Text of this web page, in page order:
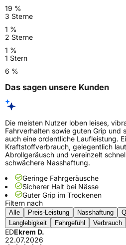
19 %
3 Sterne
1 %
2 Sterne
1 %
1 Stern
6 %
Das sagen unsere Kunden
Die meisten Nutzer loben leises,
Fahrverhalten sowie guten Grip und
auch eine ordentliche Laufleistung.
Kraftstoffverbrauch, gelegentlich
Abrollgeräusch und vereinzelt
schwächere Nasshaftung.
Geringe Fahrgeräusche
Sicherer Halt bei Nässe
Guter Grip im Trockenen
Filtern nach
Alle Preis-Leistung Nasshaftung
Langlebigkeit
Fahrgefühl Verbrauch
EDEkrem D.
22.07.2026